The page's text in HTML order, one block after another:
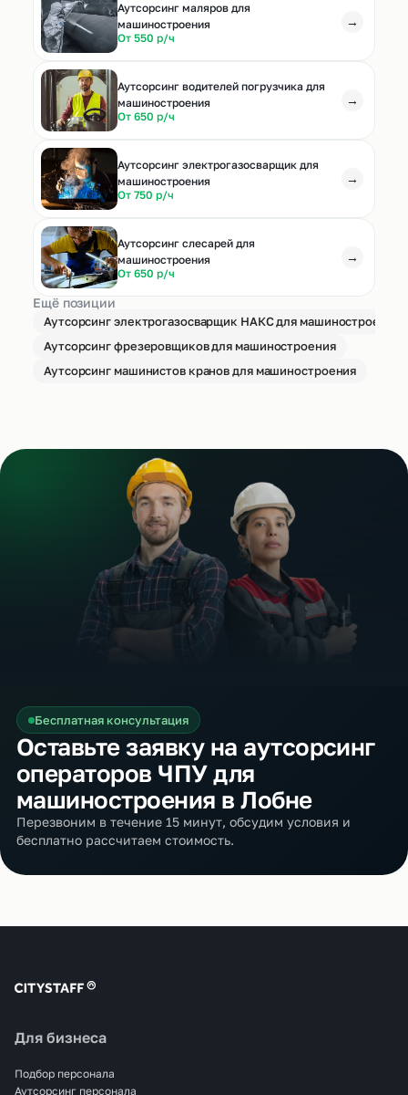
Аутсорсинг маляров для
машиностроения
От 550 р/ч
→
Аутсорсинг водителей погрузчика для
машиностроения
От 650 р/ч
→
Аутсорсинг электрогазосварщик для
машиностроения
От 750 р/ч
→
Аутсорсинг слесарей для
машиностроения
От 650 р/ч
→
Ещё позиции
Аутсорсинг электрогазосварщик НАКС для машиностроения
Аутсорсинг фрезеровщиков для машиностроения
Аутсорсинг машинистов кранов для машиностроения
Бесплатная консультация
Оставьте заявку на аутсорсинг
операторов ЧПУ для
машиностроения в Лобне
Перезвоним в течение 15 минут, обсудим условия и
бесплатно рассчитаем стоимость.
Для бизнеса
Подбор персонала
Аутсорсинг персонала